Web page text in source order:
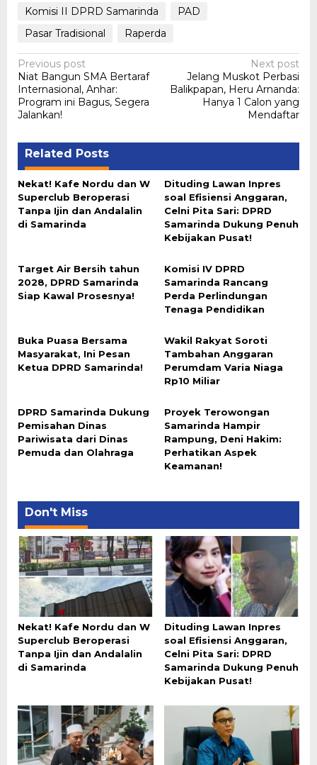
Komisi II DPRD Samarinda
PAD
Pasar Tradisional
Raperda
Post
navigation
Previous post
Niat Bangun SMA Bertaraf
Internasional, Anhar:
Program ini Bagus, Segera
Jalankan!
Next post
Jelang Muskot Perbasi
Balikpapan, Heru Arnanda:
Hanya 1 Calon yang
Mendaftar
Related Posts
Nekat! Kafe Nordu dan W
Superclub Beroperasi
Tanpa Ijin dan Andalalin
di Samarinda
Dituding Lawan Inpres
soal Efisiensi Anggaran,
Celni Pita Sari: DPRD
Samarinda Dukung Penuh
Kebijakan Pusat!
Target Air Bersih tahun
2028, DPRD Samarinda
Siap Kawal Prosesnya!
Komisi IV DPRD
Samarinda Rancang
Perda Perlindungan
Tenaga Pendidikan
Buka Puasa Bersama
Masyarakat, Ini Pesan
Ketua DPRD Samarinda!
Wakil Rakyat Soroti
Tambahan Anggaran
Perumdam Varia Niaga
Rp10 Miliar
DPRD Samarinda Dukung
Pemisahan Dinas
Pariwisata dari Dinas
Pemuda dan Olahraga
Proyek Terowongan
Samarinda Hampir
Rampung, Deni Hakim:
Perhatikan Aspek
Keamanan!
Don't Miss
Nekat! Kafe Nordu dan W
Superclub Beroperasi
Tanpa Ijin dan Andalalin
di Samarinda
Dituding Lawan Inpres
soal Efisiensi Anggaran,
Celni Pita Sari: DPRD
Samarinda Dukung Penuh
Kebijakan Pusat!